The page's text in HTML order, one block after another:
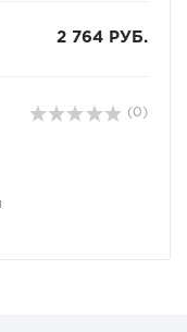
2 764 РУБ.
(0)